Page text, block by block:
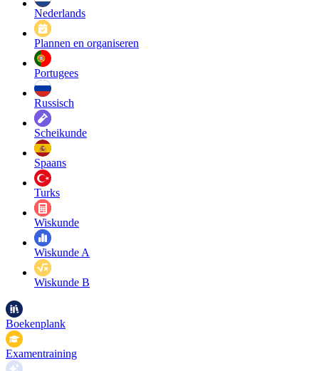
Nederlands
Plannen en organiseren
Portugees
Russisch
Scheikunde
Spaans
Turks
Wiskunde
Wiskunde A
Wiskunde B
Boekenplank
Examentraining